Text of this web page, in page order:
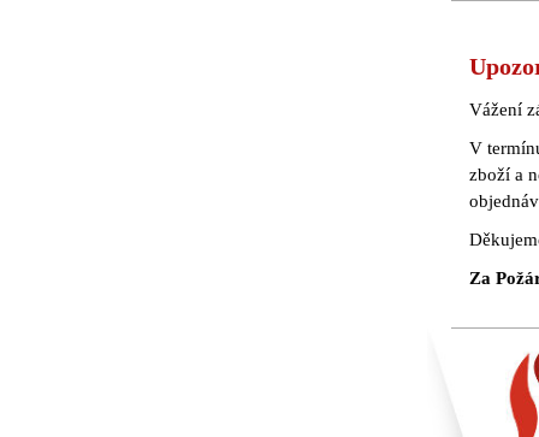
Vážení
V
zboží a
Za